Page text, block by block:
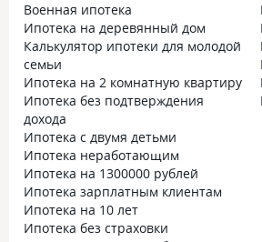
Военная ипотека
Ипотека на деревянный дом
Калькулятор ипотеки для молодой
семьи
Ипотека на 2 комнатную квартиру
Ипотека без подтверждения
дохода
Ипотека с двумя детьми
Ипотека неработающим
Ипотека на 1300000 рублей
Ипотека зарплатным клиентам
Ипотека на 10 лет
Ипотека без страховки